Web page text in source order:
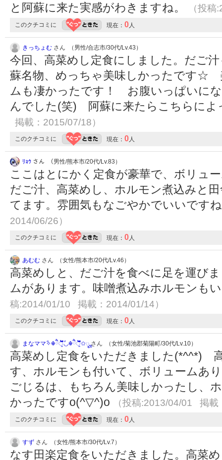
と阿蘇に来た実感がわきますね。
（投
このクチコミに 現在： 0 人
きっちょむ さん （男性/合志市/30代/Lv.43）
今回、高菜めし定食にしました。だご
蘇名物、めっちゃ美味しかったです☆
ムも凄かったです！ お腹いっぱいに
んでした(笑) 阿蘇に来たらこちらに
掲載：2015/07/18）
このクチコミに 現在： 0 人
ﾘｮｳ さん （男性/熊本市/20代/Lv.83）
ここはとにかく定食が豪華で、ボリュ
だご汁、高菜めし、ホルモン煮込みと
てます。雰囲気もなごやかでいいです
2014/06/26）
このクチコミに 現在： 0 人
あむむ さん （女性/熊本市/20代/Lv.46）
高菜めしと、だご汁を食べに足を運び
ムがあります。味噌煮込みホルモンも
稿:2014/01/10 掲載：2014/01/14）
このクチコミに 現在： 0 人
まなママ✧ً☬ཻैั້͈◡ً☬ཻैั້͈✩ೄ さん （女性/菊池郡菊陽町/30代/Lv.10）
高菜めし定食をいただきました(*^^*)
す、ホルモンも付いて、ボリュームあ
ごじるは、もちろん美味しかったし、
かったですo(^▽^)o
（投稿:2013/04/01 掲
このクチコミに 現在： 0 人
すず さん （女性/熊本市/30代/Lv.7）
なす田楽定食をいただきました。高菜